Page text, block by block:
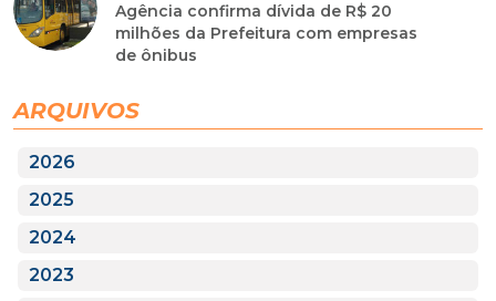
Agência confirma dívida de R$ 20
milhões da Prefeitura com empresas
de ônibus
ARQUIVOS
2026
2025
2024
2023